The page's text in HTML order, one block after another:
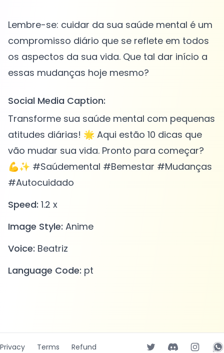
Lembre-se: cuidar da sua saúde mental é um
compromisso diário que se reflete em todos
os aspectos da sua vida. Que tal dar início a
Social Media Caption:
Transforme sua saúde mental com pequenas
atitudes diárias! 🌟 Aqui estão 10 dicas que
vão mudar sua vida. Pronto para começar?
💪✨ #Saúdemental #Bemestar #Mudanças
#Autocuidado
Speed: 1.2 x
Image Style: Anime
Voice: Beatriz
Language Code: pt
Privacy Terms Refund